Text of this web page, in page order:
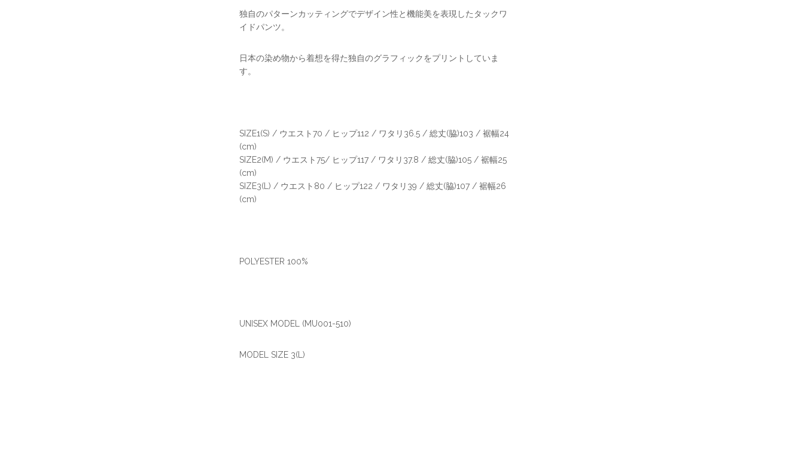
独自のパターンカッティングでデザイン性と機能美を表現したタックワ
イドパンツ。
日本の染め物から着想を得た独自のグラフィックをプリントしていま
す。
SIZE1(S) / ウエスト70 / ヒップ112 / ワタリ36.5 / 総丈(脇)103 / 裾幅24
(cm)
SIZE2(M) / ウエスト75/ ヒップ117 / ワタリ37.8 / 総丈(脇)105 / 裾幅25
(cm)
SIZE3(L) / ウエスト80 / ヒップ122 / ワタリ39 / 総丈(脇)107 / 裾幅26
(cm)
POLYESTER 100%
UNISEX MODEL (MU001-510)
MODEL SIZE 3(L)